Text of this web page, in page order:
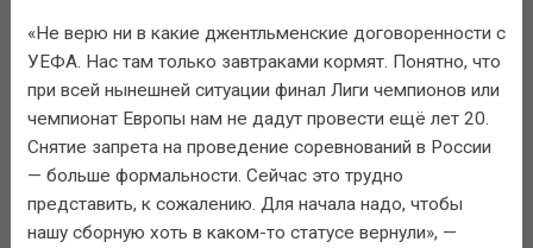
«Не верю ни в какие джентльменские договоренности с
УЕФА. Нас там только завтраками кормят. Понятно, что
при всей нынешней ситуации финал Лиги чемпионов или
чемпионат Европы нам не дадут провести ещё лет 20.
Снятие запрета на проведение соревнований в России
— больше формальности. Сейчас это трудно
представить, к сожалению. Для начала надо, чтобы
нашу сборную хоть в каком-то статусе вернули», —